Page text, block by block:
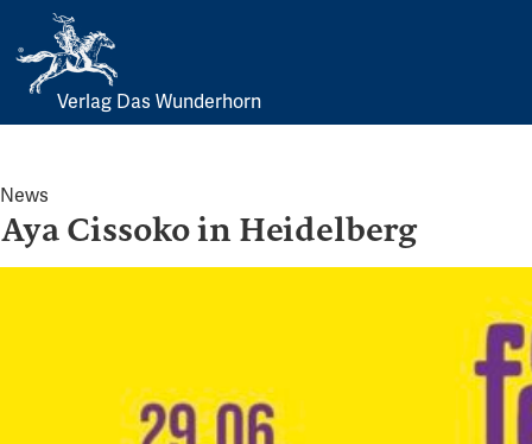
Skip
content
Verlag Das Wunderhorn
News
Aya Cissoko in Heidelberg